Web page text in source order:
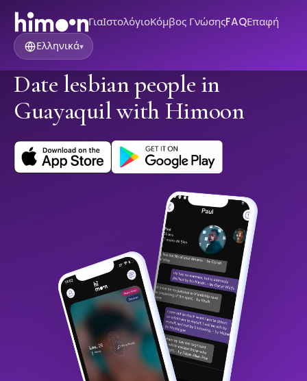
ΓιαΙστολόγιοΚόμβος ΓνώσηςFAQΕπαφή
Ελληνικά▾
Date lesbian people in
Guayaquil with Himoon